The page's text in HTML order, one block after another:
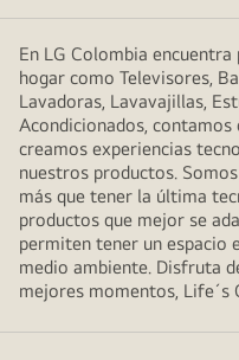
En LG Colombia
hogar como Televisores,
Lavadoras, Lavavajillas,
Acondicionados,
creamos experiencias
nuestros productos.
más que tener la última
productos que mejor se
permiten tener un espacio
medio ambiente. Disfruta
mejores momentos, Life´s